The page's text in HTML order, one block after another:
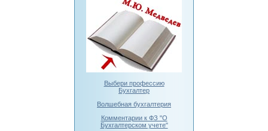
Выбери профессию
Бухгалтер
Волшебная бухгалтерия
Комментарии к ФЗ "О
Бухгалтерском учете"